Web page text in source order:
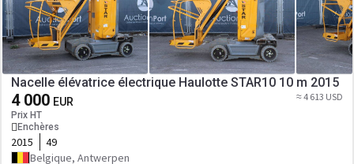
Nacelle élévatrice électrique Haulotte STAR10 10 m 2015
4 000 EUR
Prix HT
Enchères
≈ 4 613 USD
2015
49
Belgique, Antwerpen